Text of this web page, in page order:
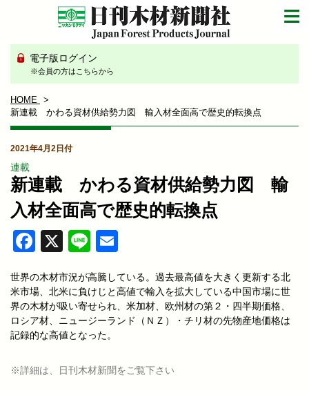
電子版ログイン
※会員の方はこちらから
HOME
新連載 かわる資材供給勢力図 輸入材全面高で歴史的転換点
2021年4月2日付
連載
新連載 かわる資材供給勢力図 輸
入材全面高で歴史的転換点
Facebook
X Line
世界の木材市況が高騰している。過去最高値を大きく更新する北
米市場、北米に負けじと高値で輸入を拡大している中国市場に世
界の木材が吸い寄せられ、米加材、欧州材の第２・四半期価格、
ロシア材、ニュージーランド（ＮＺ）・チリ材の先物産地価格は
記録的な高値となった。
※詳細は、日刊木材新聞をご覧下さい